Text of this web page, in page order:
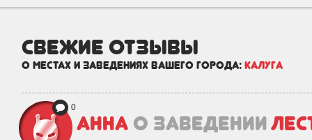
свежие отзывы
о местах и заведениях вашего города: Калуга
0
Анна о заведении